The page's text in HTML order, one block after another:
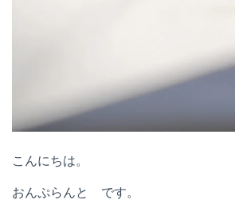
こんにちは。
おんぷらんと です。